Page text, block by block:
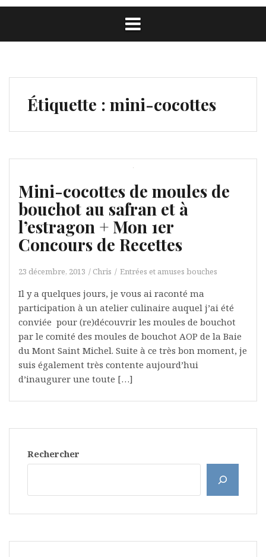
Étiquette : mini-cocottes
Mini-cocottes de moules de
bouchot au safran et à
l’estragon + Mon 1er
Concours de Recettes
23 décembre, 2013 Chris Entrées et amuses bouches
Il y a quelques jours, je vous ai raconté ma
participation à un atelier culinaire auquel j’ai été
conviée pour (re)découvrir les moules de bouchot
par le comité des moules de bouchot AOP de la Baie
du Mont Saint Michel. Suite à ce très bon moment, je
suis également très contente aujourd’hui
d’inaugurer une toute […]
Rechercher